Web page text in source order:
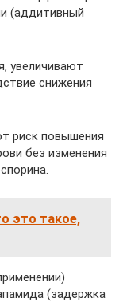
(аддитивный
увеличивают
снижения
риск повышения
без изменения
это такое,
(задержка